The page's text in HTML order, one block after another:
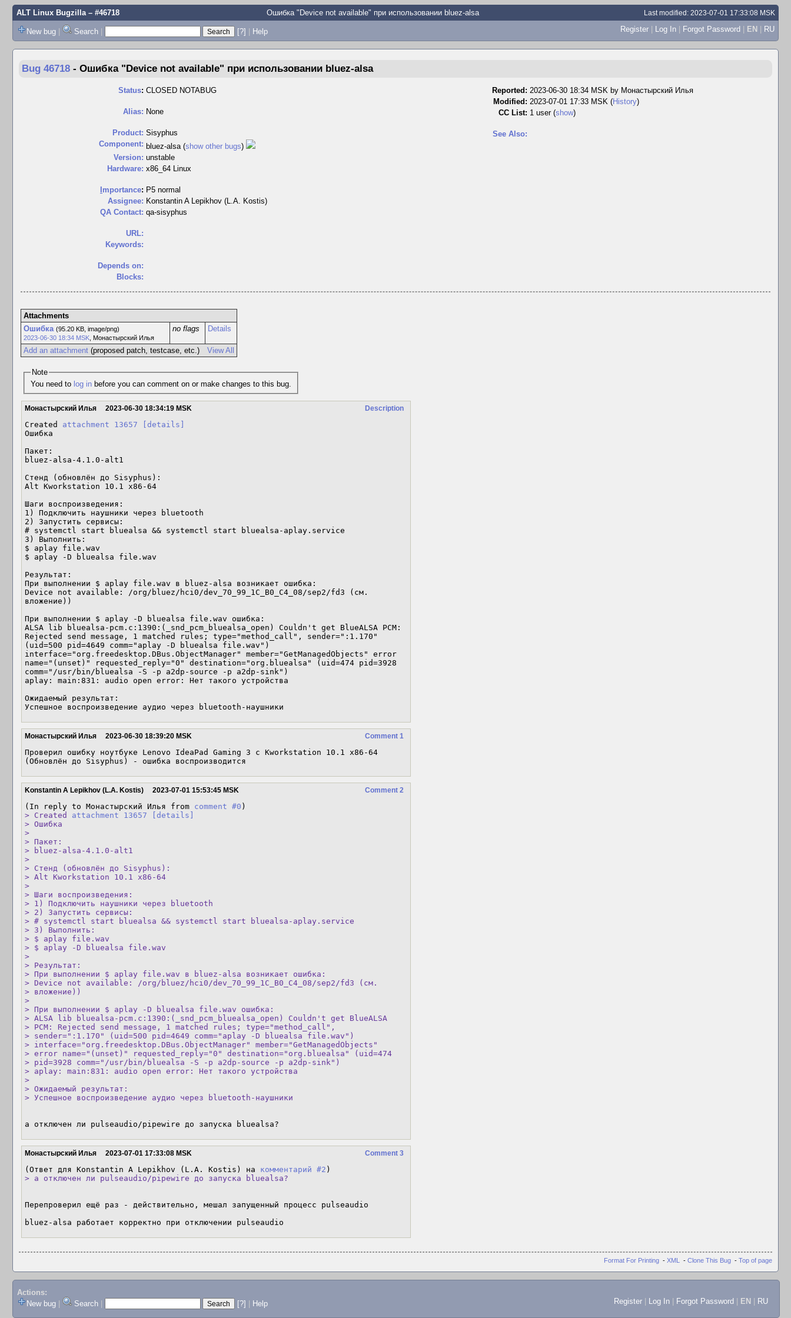
ALT Linux Bugzilla– #46718 Ошибка "Device not available" при использовании bluez-alsa Last modified: 2023-07-01 17:33:08 MSK
New bug | Search | [?] | Help Register | Log In | Forgot Password | EN | RU
Bug 46718 - Ошибка "Device not available" при использовании bluez-alsa
Status: CLOSED NOTABUG
Alias: None
Product: Sisyphus
Component: bluez-alsa (show other bugs)
Version: unstable
Hardware: x86_64 Linux
mportance: P5 normal
Assignee: Konstantin A Lepikhov (L.A. Kostis)
QA Contact: qa-sisyphus
URL:
Keywords:
Depends on:
Blocks:
Reported: 2023-06-30 18:34 MSK by Монастырский Илья
Modified: 2023-07-01 17:33 MSK (History)
CC List: 1 user (show)
See Also:
Attachments
Ошибка (95.20 KB, image/png)
2023-06-30 18:34 MSK, Монастырский Илья
no flags Details
View All
Add an attachment(proposed patch, testcase, etc.)
Note
You need to log in before you can comment on or make changes to this bug.
Description
Монастырский Илья 2023-06-30 18:34:19 MSK
Created attachment 13657
[details]
Ошибка
Пакет:
bluez-alsa-4.1.0-alt1
Стенд (обновлён до Sisyphus):
Alt Kworkstation 10.1 x86-64
Шаги воспроизведения:
1) Подключить наушники через bluetooth
2) Запустить сервисы:
# systemctl start bluealsa && systemctl start bluealsa-aplay.service
3) Выполнить:
$ aplay file.wav
$ aplay -D bluealsa file.wav
Результат:
При выполнении $ aplay file.wav в bluez-alsa возникает ошибка:
Device not available: /org/bluez/hci0/dev_70_99_1C_B0_C4_08/sep2/fd3 (см.
вложение))
При выполнении $ aplay -D bluealsa file.wav ошибка:
ALSA lib bluealsa-pcm.c:1390:(_snd_pcm_bluealsa_open) Couldn't get BlueALSA PCM:
Rejected send message, 1 matched rules; type="method_call", sender=":1.170"
(uid=500 pid=4649 comm="aplay -D bluealsa file.wav")
interface="org.freedesktop.DBus.ObjectManager" member="GetManagedObjects" error
name="(unset)" requested_reply="0" destination="org.bluealsa" (uid=474 pid=3928
comm="/usr/bin/bluealsa -S -p a2dp-source -p a2dp-sink")
aplay: main:831: audio open error: Нет такого устройства
Ожидаемый результат:
Успешное воспроизведение аудио через bluetooth-наушники
Comment 1
Монастырский Илья 2023-06-30 18:39:20 MSK
Проверил ошибку ноутбуке Lenovo IdeaPad Gaming 3 с Kworkstation 10.1 x86-64
(Обновлён до Sisyphus) - ошибка воспроизводится
Comment 2
Konstantin A Lepikhov (L.A. Kostis) 2023-07-01 15:53:45 MSK
(In reply to Монастырский Илья from comment #0
> Created attachment 13657
[details]
> Ошибка
>
> Пакет:
> bluez-alsa-4.1.0-alt1
>
> Стенд (обновлён до Sisyphus):
> Alt Kworkstation 10.1 x86-64
>
> Шаги воспроизведения:
> 1) Подключить наушники через bluetooth
> 2) Запустить сервисы:
> # systemctl start bluealsa && systemctl start bluealsa-aplay.service
> 3) Выполнить:
> $ aplay file.wav
> $ aplay -D bluealsa file.wav
>
> Результат:
> При выполнении $ aplay file.wav в bluez-alsa возникает ошибка:
> Device not available: /org/bluez/hci0/dev_70_99_1C_B0_C4_08/sep2/fd3 (см.
> вложение))
>
> При выполнении $ aplay -D bluealsa file.wav ошибка:
> ALSA lib bluealsa-pcm.c:1390:(_snd_pcm_bluealsa_open) Couldn't get BlueALSA
> PCM: Rejected send message, 1 matched rules; type="method_call",
> sender=":1.170" (uid=500 pid=4649 comm="aplay -D bluealsa file.wav")
> interface="org.freedesktop.DBus.ObjectManager" member="GetManagedObjects"
> error name="(unset)" requested_reply="0" destination="org.bluealsa" (uid=474
> pid=3928 comm="/usr/bin/bluealsa -S -p a2dp-source -p a2dp-sink")
> aplay: main:831: audio open error: Нет такого устройства
>
> Ожидаемый результат:
> Успешное воспроизведение аудио через bluetooth-наушники
а отключен ли pulseaudio/pipewire до запуска bluealsa?
Comment 3
Монастырский Илья 2023-07-01 17:33:08 MSK
(Ответ для Konstantin A Lepikhov (L.A. Kostis) на комментарий #2
> а отключен ли pulseaudio/pipewire до запуска bluealsa?
Перепроверил ещё раз - действительно, мешал запущенный процесс pulseaudio
bluez-alsa работает корректно при отключении pulseaudio
Format For Printing - XML - Clone This Bug - Top of page
Actions:
New bug
Search [?] Help Register Log In Forgot Password EN RU